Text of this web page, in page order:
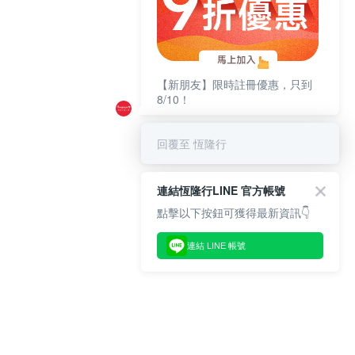
【新朋友】限時註冊優惠，只到
8/10！
回覆至 恆隆行
連結恆隆行LINE 官方帳號
點擊以下按鈕可獲得最新資訊👇
連結 LINE 帳號